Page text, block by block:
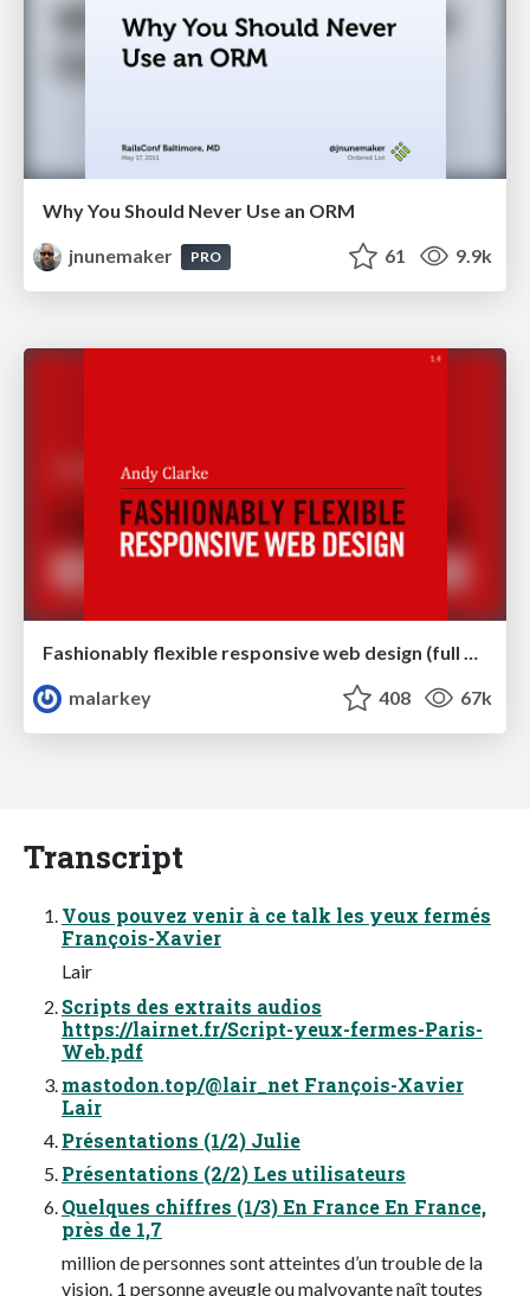
Why You Should Never Use an ORM
jnunemaker
PRO 61 9.9k
malarkey
408 67k
Transcript
Vous pouvez venir à ce talk les yeux fermés
François-Xavier
Lair
Scripts des extraits audios
https://lairnet.fr/Script-yeux-fermes-Paris-
Web.pdf
mastodon.top/@lair_net François-Xavier
Lair
Présentations (1/2) Julie
Présentations (2/2) Les utilisateurs
Quelques chiffres (1/3) En France En France,
près de 1,7
million de personnes sont atteintes d’un trouble de la
vision. 1 personne aveugle ou malvoyante naît toutes